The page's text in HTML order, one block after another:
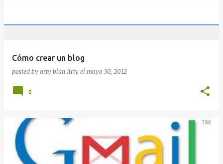
a
Cómo crear un blog
posted by arty blanArty el mayo 30, 2012
0